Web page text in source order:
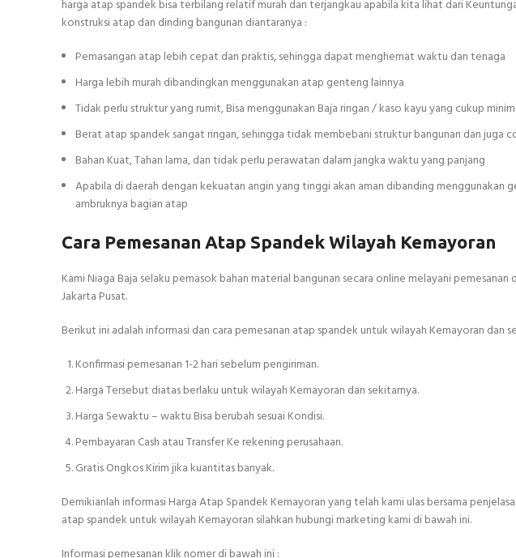
harga atap spandek bisa terbilang relatif murah dan terjangkau apabila kita lihat dari
konstruksi atap dan dinding bangunan diantaranya :
Pemasangan atap lebih cepat dan praktis, sehingga dapat menghemat waktu dan tenaga
Harga lebih murah dibandingkan menggunakan atap genteng lainnya
Tidak perlu struktur yang rumit, Bisa menggunakan Baja ringan / kaso kayu yang cukup
Berat atap spandek sangat ringan, sehingga tidak membebani struktur bangunan dan juga
Bahan Kuat, Tahan lama, dan tidak perlu perawatan dalam jangka waktu yang panjang
Apabila di daerah dengan kekuatan angin yang tinggi akan aman dibanding
ambruknya bagian atap
Cara Pemesanan Atap Spandek Wilayah Kemayoran
Kami Niaga Baja selaku pemasok bahan material bangunan secara online melayani
Jakarta Pusat.
Berikut ini adalah informasi dan cara pemesanan atap spandek untuk wilayah Kemayoran dan
Konfirmasi pemesanan 1-2 hari sebelum pengiriman.
Harga Tersebut diatas berlaku untuk wilayah Kemayoran dan sekitarnya.
Harga Sewaktu – waktu Bisa berubah sesuai Kondisi.
Pembayaran Cash atau Transfer Ke rekening perusahaan.
Gratis Ongkos Kirim jika kuantitas banyak.
Demikianlah informasi Harga Atap Spandek Kemayoran yang telah kami ulas bersama
atap spandek untuk wilayah Kemayoran silahkan hubungi marketing kami di bawah ini.